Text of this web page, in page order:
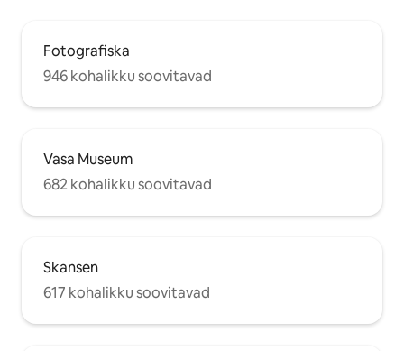
Fotografiska
946 kohalikku soovitavad
Vasa Museum
682 kohalikku soovitavad
Skansen
617 kohalikku soovitavad